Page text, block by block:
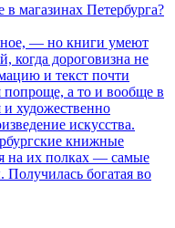
магазинах Петербурга?
— но книги умеют
когда дороговизна не
и текст почти
попроще, а то и вообще в
художественно
искусства.
книжные
на их полках — самые
богатая во